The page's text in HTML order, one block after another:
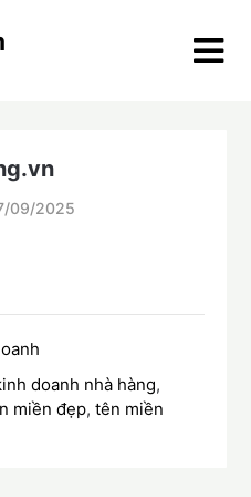
09/2025
doanh nhà hàng,
miền đẹp,tên miền